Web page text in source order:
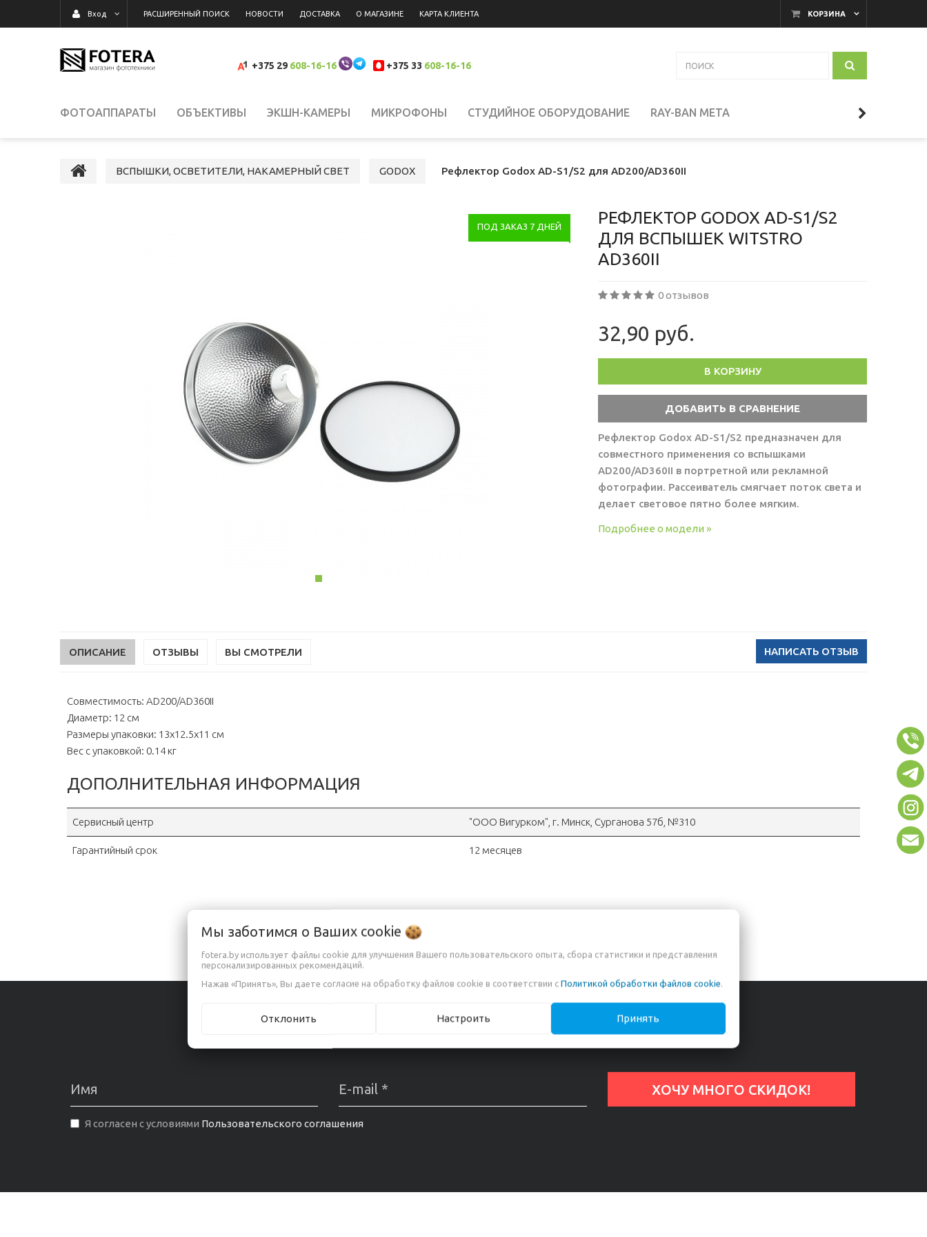
КОРЗИНА
Вход РАСШИРЕННЫЙ ПОИСК НОВОСТИ ДОСТАВКА О МАГАЗИНЕ КАРТА КЛИЕНТА
+375 29 608-16-16 +375 33 608-16-16
ФОТОАППАРАТЫ ОБЪЕКТИВЫ ЭКШН-КАМЕРЫ МИКРОФОНЫ СТУДИЙНОЕ ОБОРУДОВАНИЕ RAY-BAN META
БИНОКЛИ ТЕЛЕСКОПЫ
АКСЕССУАРЫ
ВСПЫШКИ, ОСВЕТИТЕЛИ, НАКАМЕРНЫЙ СВЕТ GODOX Рефлектор Godox AD-S1/S2 для AD200/AD360II
ПОД ЗАКАЗ 7 ДНЕЙ
РЕФЛЕКТОР GODOX AD-S1/S2
ДЛЯ ВСПЫШЕК WITSTRO
AD360II
0 отзывов
32,90 руб.
В КОРЗИНУ
Рефлектор Godox AD-S1/S2 предназначен для
совместного применения со вспышками
AD200/AD360II в портретной или рекламной
фотографии. Рассеиватель смягчает поток света и
делает световое пятно более мягким.
Подробнее о модели »
ОПИСАНИЕ ОТЗЫВЫ НАПИСАТЬ ОТЗЫВ
ВЫ СМОТРЕЛИ
Совместимость: AD200/AD360II
Диаметр: 12 см
Размеры упаковки: 13х12.5х11 см
Вес с упаковкой: 0.14 кг
ДОПОЛНИТЕЛЬНАЯ ИНФОРМАЦИЯ
Сервисный центр "OOO Вигурком", г. Минск, Сурганова 57б, №310
Гарантийный срок 12 месяцев
ХОЧЕШЬ УЗНАВАТЬ ПРО АКЦИИ И СКИДКИ ПЕРВЫМ?
Я согласен с условиями Пользовательского соглашения
Мы заботимся о Ваших cookie
fotera.by использует файлы cookie для улучшения Вашего пользовательского опыта, сбора статистики и представления
персонализированных рекомендаций.
Нажав «Принять», Вы даете согласие на обработку файлов cookie в соответствии с Политикой обработки файлов cookie.
Отклонить Настроить Принять